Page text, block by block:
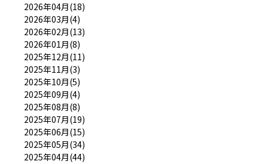
2026年04月(18)
2026年03月(4)
2026年02月(13)
2026年01月(8)
2025年12月(11)
2025年11月(3)
2025年10月(5)
2025年09月(4)
2025年08月(8)
2025年07月(19)
2025年06月(15)
2025年05月(34)
2025年04月(44)